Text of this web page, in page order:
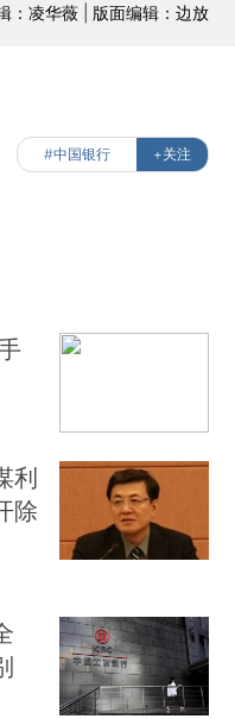
：凌华薇 | 版面编辑：边放
#中国银行 +关注
利
除